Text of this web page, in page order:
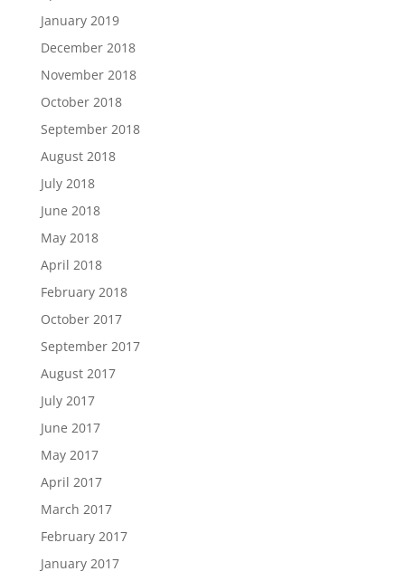
January 2019
December 2018
November 2018
October 2018
September 2018
August 2018
July 2018
June 2018
May 2018
April 2018
February 2018
October 2017
September 2017
August 2017
July 2017
June 2017
May 2017
April 2017
March 2017
February 2017
January 2017